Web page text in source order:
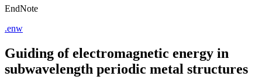
Guiding of electromagnetic energy in
subwavelength periodic metal structures